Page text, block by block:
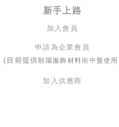
新手上路
加入會員
申請為企業會員
(目前提供朝陽服飾材料街中盤使用
加入供應商